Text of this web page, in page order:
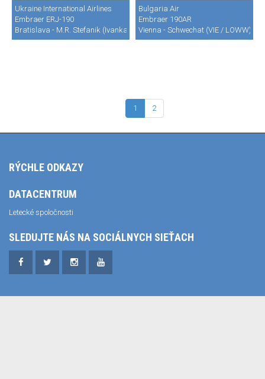
Ukraine International Airlines
Embraer ERJ-190
Bratislava - M.R. Stefanik (Ivanka) (BTS / LZIB)
Bulgaria Air
Embraer 190AR
Vienna - Schwechat (VIE / LOWW)
1 2
RÝCHLE ODKAZY
DATACENTRUM
Letecké spoločnosti
SLEDUJTE NÁS NA SOCIÁLNYCH SIEŤACH